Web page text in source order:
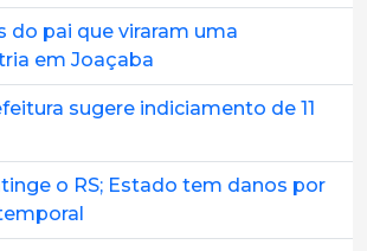
do pai que viraram uma
em Joaçaba
sugere indiciamento de 11
o RS; Estado tem danos por